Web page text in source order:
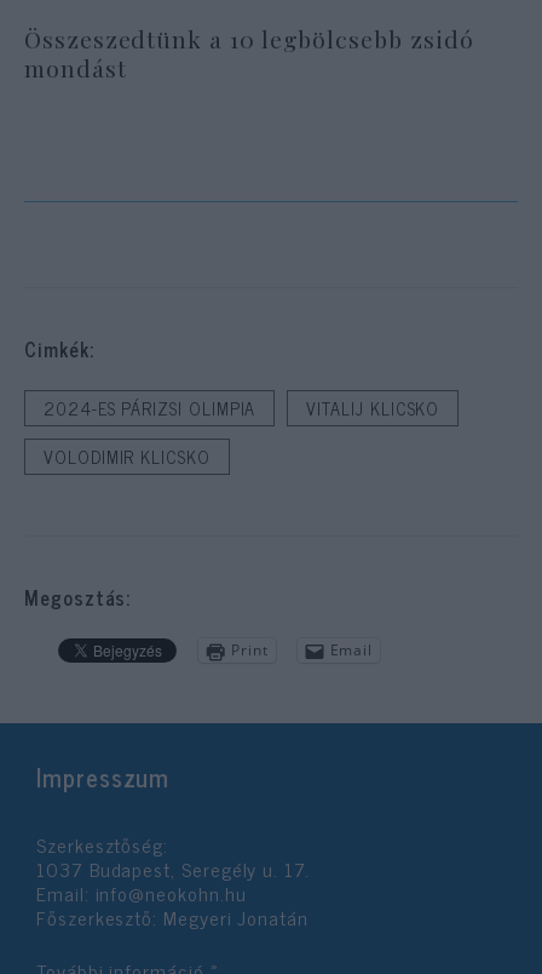
Összeszedtünk a 10 legbölcsebb zsidó
mondást
Cimkék:
2024-ES PÁRIZSI OLIMPIA
VITALIJ KLICSKO
VOLODIMIR KLICSKO
Megosztás:
Print Email
Impresszum
Szerkesztőség:
1037 Budapest, Seregély u. 17.
Email: info@neokohn.hu
Főszerkesztő: Megyeri Jonatán